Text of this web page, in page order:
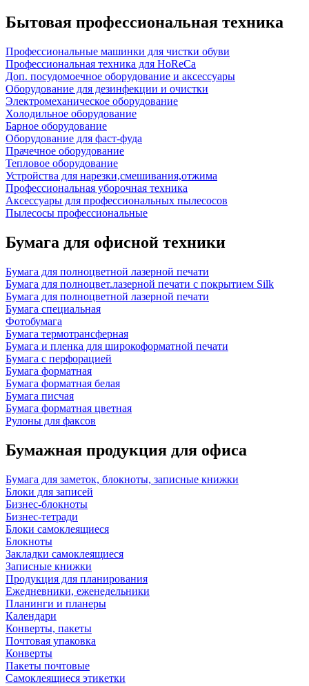
Бытовая профессиональная техника
Профессиональные машинки для чистки обуви
Профессиональная техника для HoReCa
Доп. посудомоечное оборудование и аксессуары
Оборудование для дезинфекции и очистки
Электромеханическое оборудование
Холодильное оборудование
Барное оборудование
Оборудование для фаст-фуда
Прачечное оборудование
Тепловое оборудование
Устройства для нарезки,смешивания,отжима
Профессиональная уборочная техника
Аксессуары для профессиональных пылесосов
Пылесосы профессиональные
Бумага для офисной техники
Бумага для полноцветной лазерной печати
Бумага для полноцвет.лазерной печати с покрытием Silk
Бумага для полноцветной лазерной печати
Бумага специальная
Фотобумага
Бумага термотрансферная
Бумага и пленка для широкоформатной печати
Бумага с перфорацией
Бумага форматная
Бумага форматная белая
Бумага писчая
Бумага форматная цветная
Рулоны для факсов
Бумажная продукция для офиса
Бумага для заметок, блокноты, записные книжки
Блоки для записей
Бизнес-блокноты
Бизнес-тетради
Блоки самоклеящиеся
Блокноты
Закладки самоклеящиеся
Записные книжки
Продукция для планирования
Ежедневники, еженедельники
Планинги и планеры
Календари
Конверты, пакеты
Почтовая упаковка
Конверты
Пакеты почтовые
Самоклеящиеся этикетки